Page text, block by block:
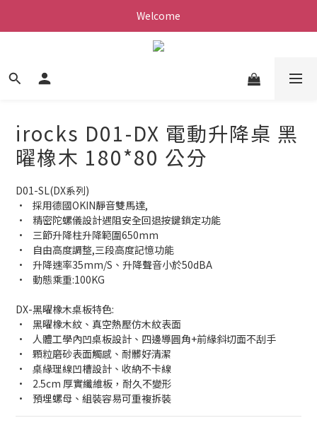
Welcome
irocks D01-DX 電動升降桌 黑
曜橡木 180*80 公分
D01-SL(DX系列)
•	採用德國OKIN靜音雙馬達,
•	精密陀螺儀設計遇阻安全回退按鍵鎖定功能
•	三節升降柱升降範圍650mm
•	自由高度調整,三段高度記憶功能
•	升降速率35mm/S、升降聲音小於50dBA
•	動態乘重:100KG
DX-黑曜橡木桌板特色:
•	黑曜橡木紋、真空熱壓仿木紋表面
•	人體工學內凹桌板設計、四邊導圓角+前緣斜切面不刮手
•	顆粒磨砂表面觸感、耐髒好清潔
•	桌緣理線凹槽設計、收納不卡線
•	2.5cm 厚實纖維板，耐久不變形
•	預埋螺母、組裝容易可重複拆裝